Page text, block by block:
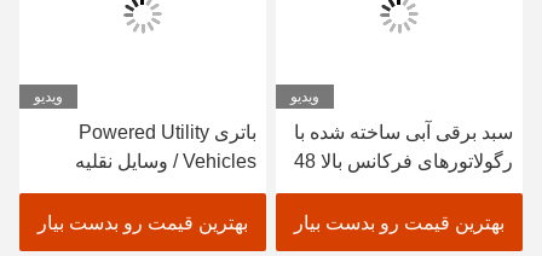
ویدیو
سبد برقی آبی ساخته شده با
رگولاتورهای فرکانس بالا 48
ولت 3.7 کیلووات و
کنترلرهای Curtis برای تجربه
رانندگی روان
بهترین قیمت رو بدست بیار
ویدیو
باتری Powered Utility
Vehicles / وسایل نقلیه
الکتریکی Utility Carts 350A
USA Curties Controller
بهترین قیمت رو بدست بیار